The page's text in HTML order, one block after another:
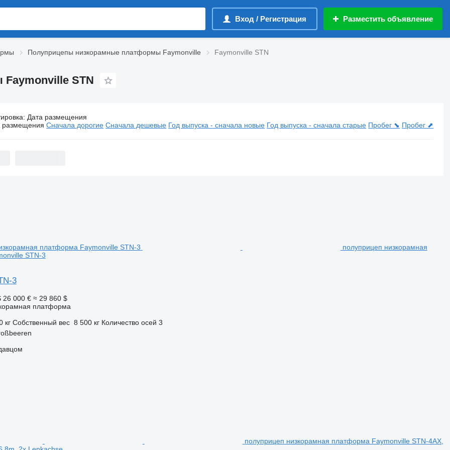
Вход / Регистрация Разместить объявление
Полуприцепы низкорамные платформы Faymonville Faymonville STN
STN
Полуприцепы низкорамные платформы Faymonville STN
: Дата размещения
размещения Сначала дорогие Сначала дешевые Год выпуска - сначала новые Год выпуска - сначала старые Пробег ⬊ Пробег ⬈
полуприцеп низкорамная
STN-3
3
26 000 € ≈ 29 860 $
платформа
кг Собственный вес 8 500 кг Количество осей 3
полуприцеп низкорамная платформа Faymonville STN-4AX,